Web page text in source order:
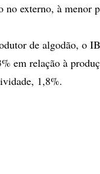
externo, à menor
de algodão, o
em relação à
1,8%.